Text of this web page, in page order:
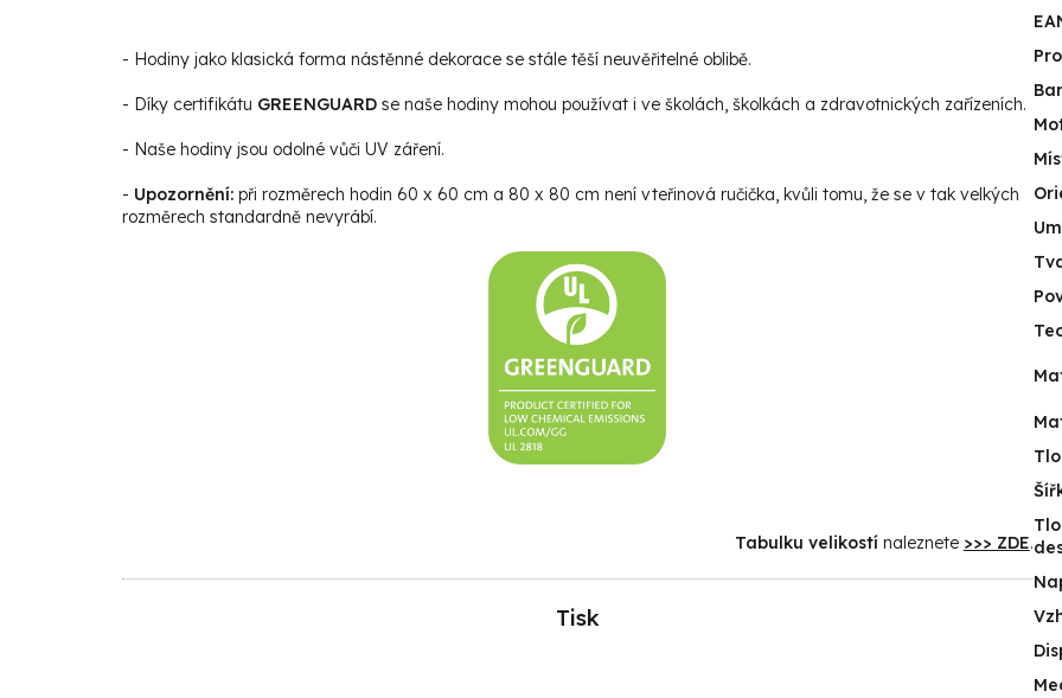
- Hodiny jako klasická forma nástěnné dekorace se stále těší neuvěřitelné oblibě.
- Díky certifikátu GREENGUARD se naše hodiny mohou používat i ve školách, školkách a zdravotnických zařízeních.
- Naše hodiny jsou odolné vůči UV záření.
- Upozornění: při rozměrech hodin 60 x 60 cm a 80 x 80 cm není vteřinová ručička, kvůli tomu, že se v tak velkých
rozměrech standardně nevyrábí.
Tabulku velikostínaleznete >>> ZDE.
Tisk